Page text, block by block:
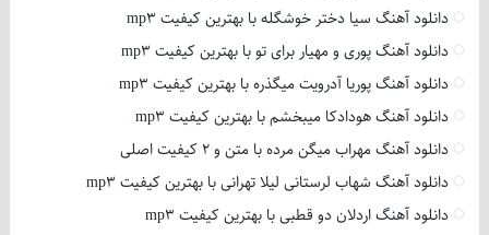
دانلود آهنگ سیا دختر خوشگله با بهترین کیفیت mp3
دانلود آهنگ پوری و مهیار برای تو با بهترین کیفیت mp3
دانلود آهنگ پوریا آدرویت میگذره با بهترین کیفیت mp3
دانلود آهنگ هودادکا میبخشم با بهترین کیفیت mp3
دانلود آهنگ مهراب میگن مرده با متن و 2 کیفیت اصلی
دانلود آهنگ شهاب لرستانی لیلا تهرانی با بهترین کیفیت mp3
دانلود آهنگ اردلان دو قطبی با بهترین کیفیت mp3